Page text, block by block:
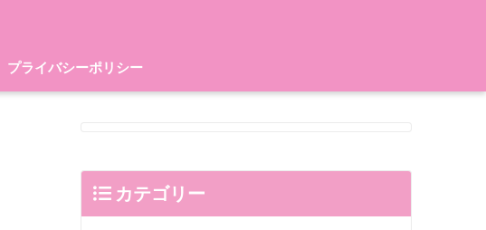
プライバシーポリシー
カテゴリー